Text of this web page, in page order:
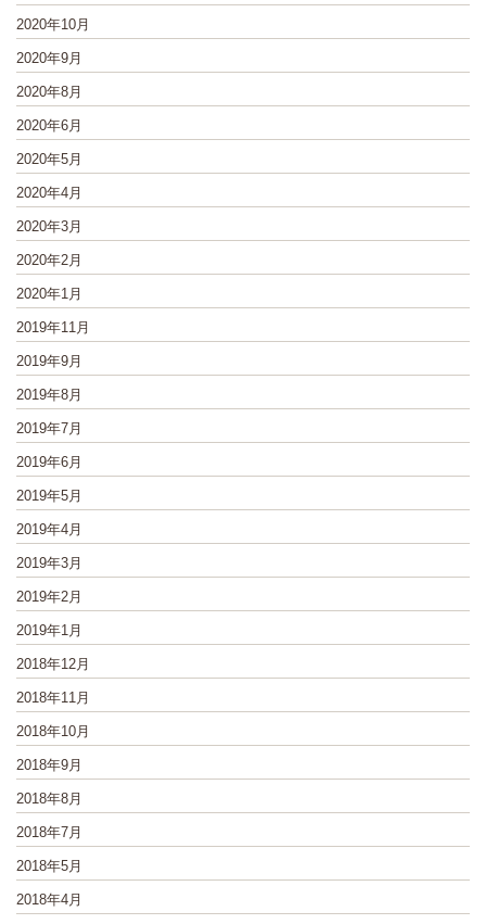
2020年10月
2020年9月
2020年8月
2020年6月
2020年5月
2020年4月
2020年3月
2020年2月
2020年1月
2019年11月
2019年9月
2019年8月
2019年7月
2019年6月
2019年5月
2019年4月
2019年3月
2019年2月
2019年1月
2018年12月
2018年11月
2018年10月
2018年9月
2018年8月
2018年7月
2018年5月
2018年4月